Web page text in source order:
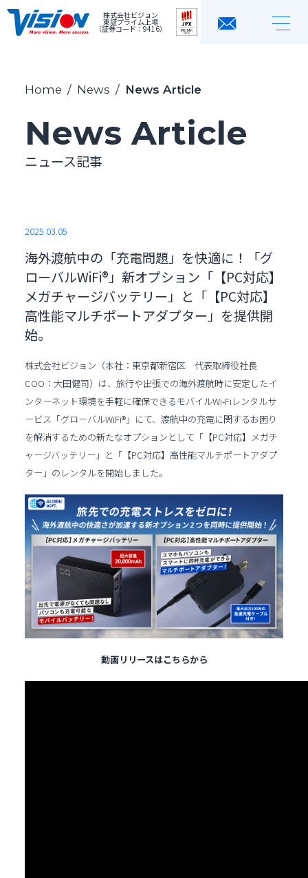
株式会社ビジョン
東証プライム上場
（証券コード：9416）
Home / News / News Article
News Article
ニュース記事
2025.03.05
海外渡航中の「充電問題」を快適に！「グ
ローバルWiFi®」新オプション「【PC対応】
メガチャージバッテリー」と「【PC対応】
高性能マルチポートアダプター」を提供開
始。
株式会社ビジョン（本社：東京都新宿区 代表取締役社長
COO：大田健司）は、旅行や出張での海外渡航時に安定したイ
ンターネット環境を手軽に確保できるモバイルWi-Fiレンタルサ
ービス「グローバルWiFi®」にて、渡航中の充電に関するお困り
を解消するための新たなオプションとして「【PC対応】メガチ
ャージバッテリー」と「【PC対応】高性能マルチポートアダプ
ター」のレンタルを開始しました。
動画リリースはこちらから